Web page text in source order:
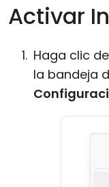
Activar
Haga clic
la bandeja